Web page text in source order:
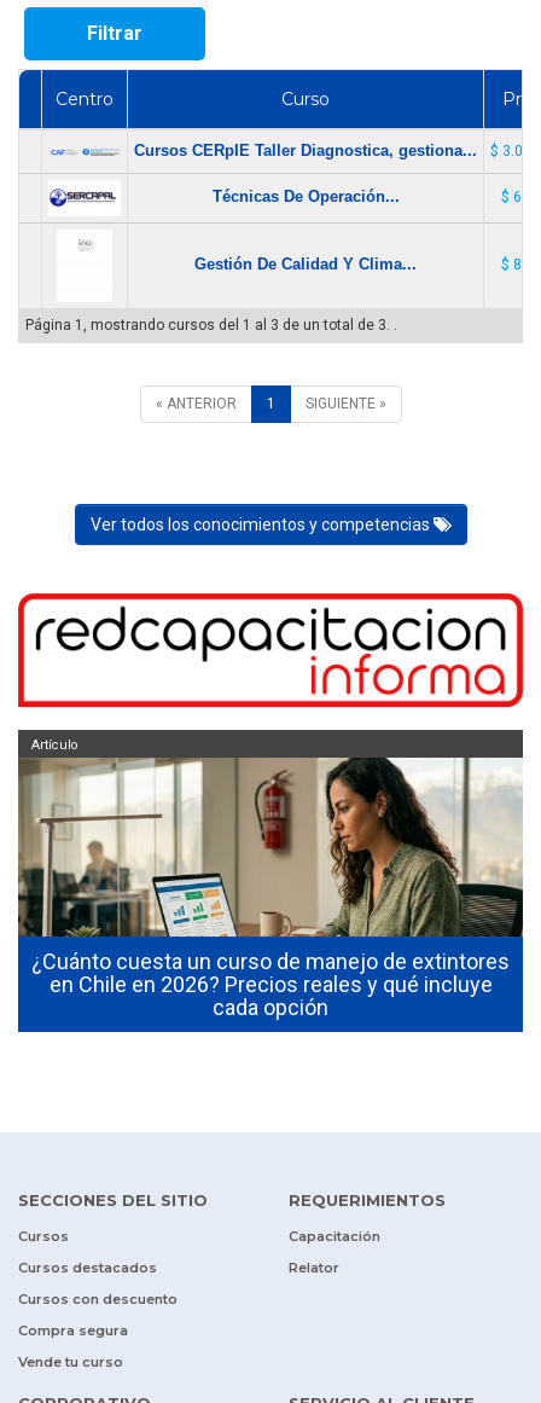
Filtrar
Centro Curso
Cursos CERpIE Taller Diagnostica, gestiona... $
Técnicas De Operación... $
Gestión De Calidad Y Clima... $
Página 1, mostrando cursos del 1 al 3 de un total de 3. .
« ANTERIOR 1 SIGUIENTE »
Ver todos los conocimientos y competencias
¿Cuánto cuesta un curso de manejo de extintores
en Chile en 2026? Precios reales y qué incluye
cada opción
Artículo
SECCIONES DEL SITIO
Cursos
Cursos destacados
Cursos con descuento
Compra segura
Vende tu curso
REQUERIMIENTOS
Capacitación
Relator